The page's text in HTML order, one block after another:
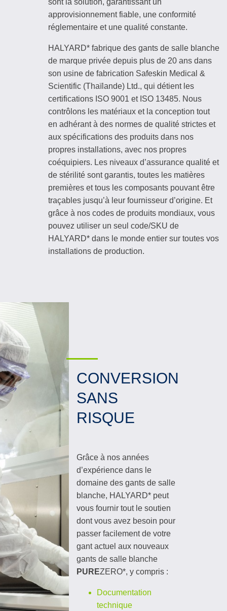
sont la solution, garantissant un
approvisionnement fiable, une conformité
réglementaire et une qualité constante.
HALYARD* fabrique des gants de salle blanche
de marque privée depuis plus de 20 ans dans
son usine de fabrication Safeskin Medical &
Scientific (Thaïlande) Ltd., qui détient les
certifications ISO 9001 et ISO 13485. Nous
contrôlons les matériaux et la conception tout
en adhérant à des normes de qualité strictes et
aux spécifications des produits dans nos
propres installations, avec nos propres
coéquipiers. Les niveaux d’assurance qualité et
de stérilité sont garantis, toutes les matières
premières et tous les composants pouvant être
traçables jusqu’à leur fournisseur d’origine. Et
grâce à nos codes de produits mondiaux, vous
pouvez utiliser un seul code/SKU de
HALYARD* dans le monde entier sur toutes vos
installations de production.
CONVERSION
SANS
RISQUE
Grâce à nos années
d’expérience dans le
domaine des gants de salle
blanche, HALYARD* peut
vous fournir tout le soutien
dont vous avez besoin pour
passer facilement de votre
gant actuel aux nouveaux
gants de salle blanche
PUREZERO*, y compris :
Documentation
technique